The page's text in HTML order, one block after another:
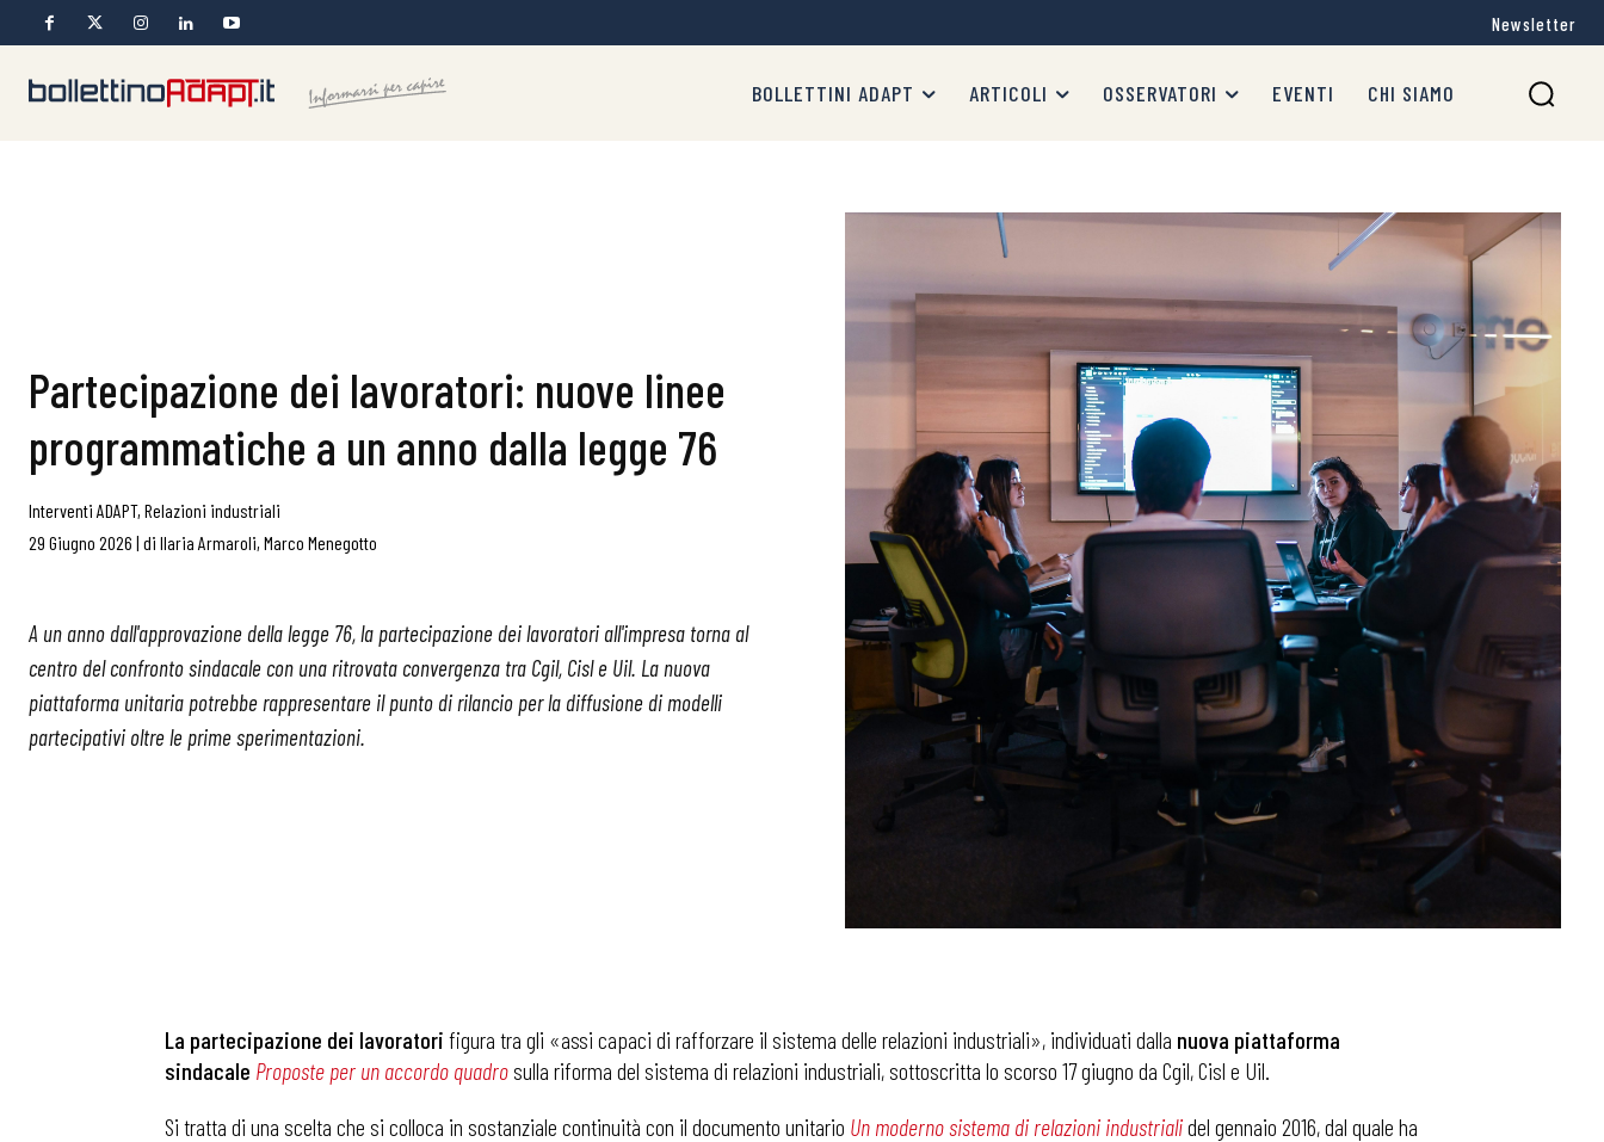
Newsletter
BOLLETTINI ADAPT ARTICOLI OSSERVATORI EVENTI CHI SIAMO
Partecipazione dei lavoratori: nuove linee
programmatiche a un anno dalla legge 76
Interventi ADAPT, Relazioni industriali
29 Giugno 2026 | di Ilaria Armaroli, Marco Menegotto
A un anno dall'approvazione della legge 76, la partecipazione dei lavoratori all'impresa torna al
centro del confronto sindacale con una ritrovata convergenza tra Cgil, Cisl e Uil. La nuova
piattaforma unitaria potrebbe rappresentare il punto di rilancio per la diffusione di modelli
partecipativi oltre le prime sperimentazioni.
La partecipazione dei lavoratori figura tra gli «assi capaci di rafforzare il sistema delle relazioni industriali», individuati dalla nuova piattaforma
sindacale Proposte per un accordo quadro sulla riforma del sistema di relazioni industriali, sottoscritta lo scorso 17 giugno da Cgil, Cisl e Uil.
Si tratta di una scelta che si colloca in sostanziale continuità con il documento unitario Un moderno sistema di relazioni industrialidel gennaio 2016, dal quale ha